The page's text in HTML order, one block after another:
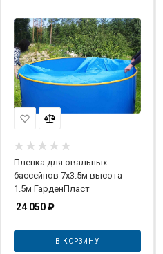
Пленка для овальных
бассейнов 7х3.5м высота
1.5м ГарденПласт
24 050₽
В КОРЗИНУ